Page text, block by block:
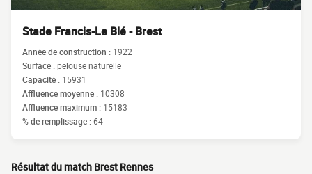
Stade Francis-Le Blé - Brest
Année de construction : 1922
Surface :pelouse naturelle
Capacité : 15931
Affluence moyenne : 10308
Affluence maximum : 15183
% de remplissage :64
Résultat du match Brest Rennes